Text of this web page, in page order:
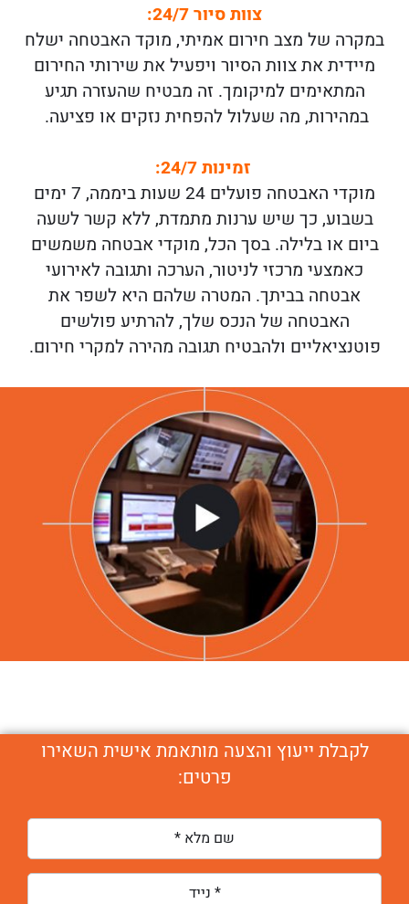
צוות סיור 24/7
:
במקרה של מצב חירום אמיתי, מוקד האבטחה ישלח
מיידית את צוות הסיור ויפעיל את שירותי החירום
המתאימים למיקומך. זה מבטיח שהעזרה תגיע
במהירות, מה שעלול להפחית נזקים או פציעה.
זמינות 24/7
:
מוקדי האבטחה פועלים 24 שעות ביממה, 7 ימים
בשבוע, כך שיש ערנות מתמדת, ללא קשר לשעה
ביום או בלילה. בסך הכל, מוקדי אבטחה משמשים
כאמצעי מרכזי לניטור, הערכה ותגובה לאירועי
אבטחה בביתך. המטרה שלהם היא לשפר את
האבטחה של הנכס שלך, להרתיע פולשים
פוטנציאליים ולהבטיח תגובה מהירה למקרי חירום.
לקבלת ייעוץ והצעה מותאמת אישית השאירו
פרטים: